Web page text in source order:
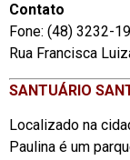
Contato
Fone: (48) 3232-
Rua Francisca
SANTUÁRIO
Localizado na
Paulina é um